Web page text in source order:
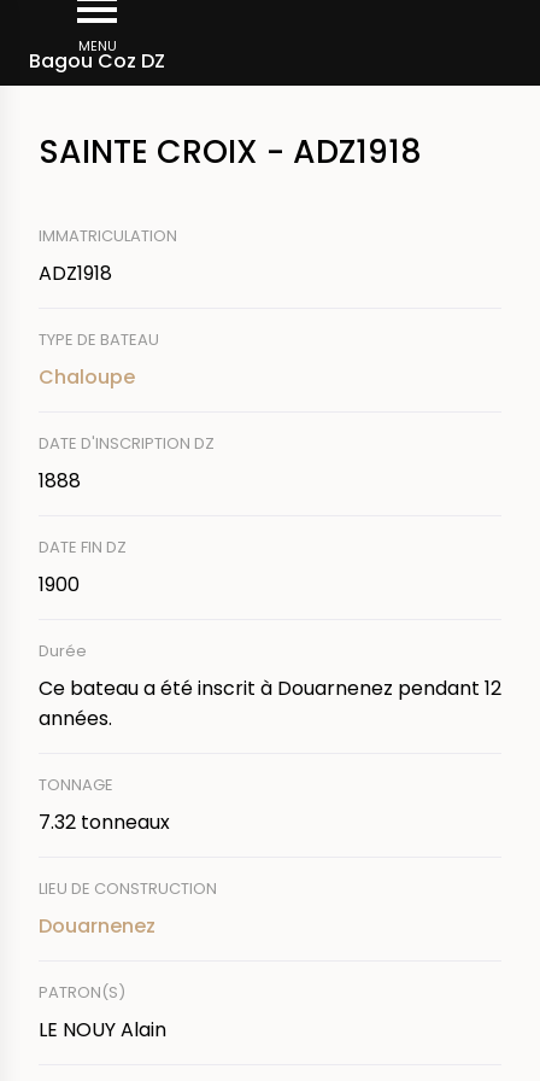
contenu
MENU
Bagou Coz DZ
d'Ariane
Rechercher un bateau
SAINTE CROIX - ADZ1918
IMMATRICULATION
ADZ1918
TYPE DE BATEAU
Chaloupe
DATE D'INSCRIPTION DZ
1888
DATE FIN DZ
1900
Durée
Ce bateau a été inscrit à Douarnenez pendant 12
années.
TONNAGE
7.32 tonneaux
LIEU DE CONSTRUCTION
Douarnenez
PATRON(S)
LE NOUY Alain